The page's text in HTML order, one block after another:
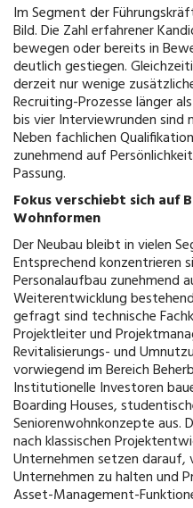
Im Segment der
Bild. Die Zahl erfahrener
bewegen oder bereits in
deutlich gestiegen.
derzeit nur wenige
Recruiting-Prozesse länger
bis vier Interviewrunden sind
Neben fachlichen
zunehmend auf
Passung.
Fokus verschiebt sich auf
Wohnformen
Der Neubau bleibt in vielen
Entsprechend konzentrieren
Personalaufbau zunehmend
Weiterentwicklung
gefragt sind technische
Projektleiter und
Revitalisierungs- und
vorwiegend im Bereich
Institutionelle Investoren
Boarding Houses,
Seniorenwohnkonzepte aus.
nach klassischen
Unternehmen setzen darauf,
Unternehmen zu halten und
Asset-Management-